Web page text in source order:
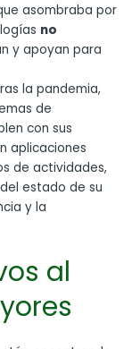
asombraba por
no
y apoyan para
la pandemia,
de
con sus
aplicaciones
de actividades,
estado de su
y la
al